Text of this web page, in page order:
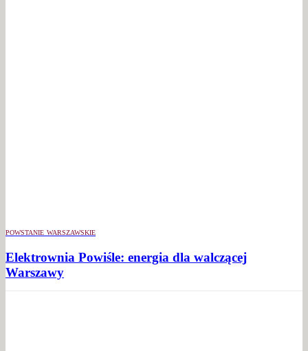
POWSTANIE WARSZAWSKIE
Elektrownia Powiśle: energia dla walczącej
Warszawy